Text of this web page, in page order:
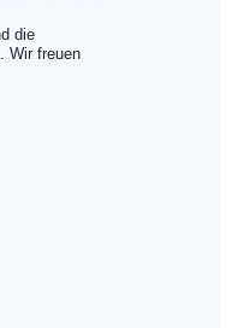
die
Wir freuen